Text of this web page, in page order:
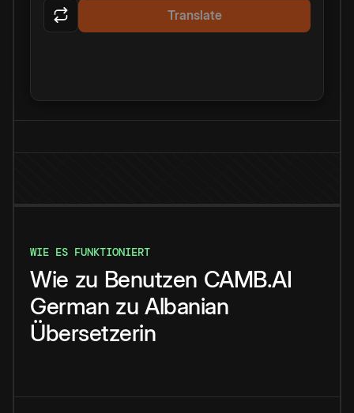
Translate
WIE ES FUNKTIONIERT
Wie zu Benutzen CAMB.AI
German zu Albanian
Übersetzerin